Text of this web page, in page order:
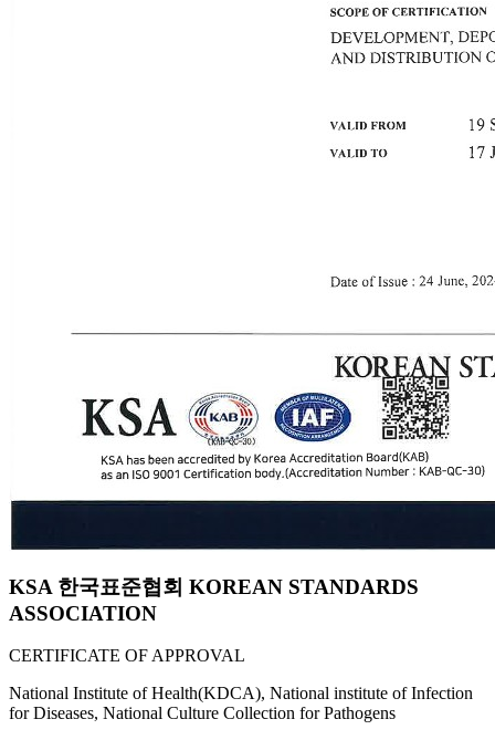
KSA 한국표준협회 KOREAN STANDARDS
ASSOCIATION
CERTIFICATE OF APPROVAL
National Institute of Health(KDCA), National institute of Infection
for Diseases, National Culture Collection for Pathogens